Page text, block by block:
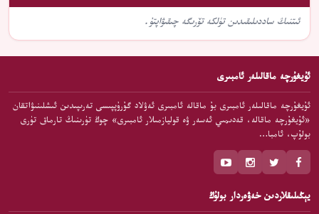
ئىتنىڭ ساددىلىقىدىن تۈلكە تۆرىگە چىقىۋاپتۇ.
ئۇيغۇرچە ماقالىلەر ئامبىرى
ئۇيغۇرچە ماقالىلەر ئامبىرى بۇ ماقالە ئامبىرى ئەۋلاد گۇرۇپپىسى تەرىپىدىن ئىشلىنىۋاتقان
«ئۇيغۇرچە ماقالە، قەدىمىي ئەسەر ۋە قوليازمىلار ئامبىرى» چوڭ تۈرىنىڭ تارماق تۈرى
بولۇپ، ئامبا…
يېڭىلىقلاردىن خەۋەردار بولۇڭ